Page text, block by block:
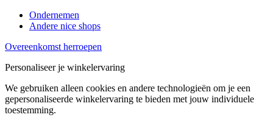
Ondernemen
Andere nice shops
Overeenkomst herroepen
Personaliseer je winkelervaring
We gebruiken alleen cookies en andere technologieën om je een
gepersonaliseerde winkelervaring te bieden met jouw individuele
toestemming.